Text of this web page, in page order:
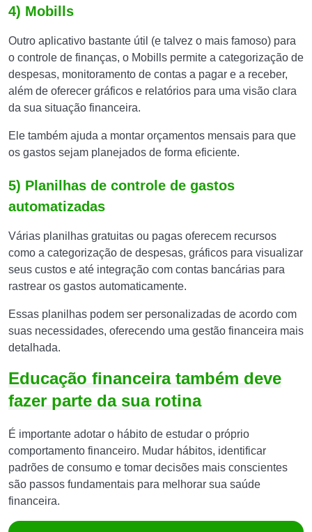
4) Mobills
Outro aplicativo bastante útil (e talvez o mais famoso) para
o controle de finanças, o Mobills permite a categorização de
despesas, monitoramento de contas a pagar e a receber,
além de oferecer gráficos e relatórios para uma visão clara
da sua situação financeira.
Ele também ajuda a montar orçamentos mensais para que
os gastos sejam planejados de forma eficiente.
5) Planilhas de controle de gastos
automatizadas
Várias planilhas gratuitas ou pagas oferecem recursos
como a categorização de despesas, gráficos para visualizar
seus custos e até integração com contas bancárias para
rastrear os gastos automaticamente.
Essas planilhas podem ser personalizadas de acordo com
suas necessidades, oferecendo uma gestão financeira mais
detalhada.
Educação financeira também deve
fazer parte da sua rotina
É importante adotar o hábito de estudar o próprio
comportamento financeiro. Mudar hábitos, identificar
padrões de consumo e tomar decisões mais conscientes
são passos fundamentais para melhorar sua saúde
financeira.